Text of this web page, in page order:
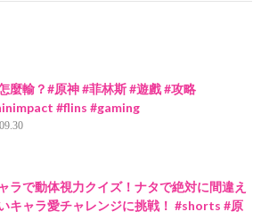
麼輸？#原神 #菲林斯 #遊戲 #攻略
#flins #gaming
ラで動体視力クイズ！ナタで絶対に間違え
キャラ愛チャレンジに挑戦！ #shorts #原